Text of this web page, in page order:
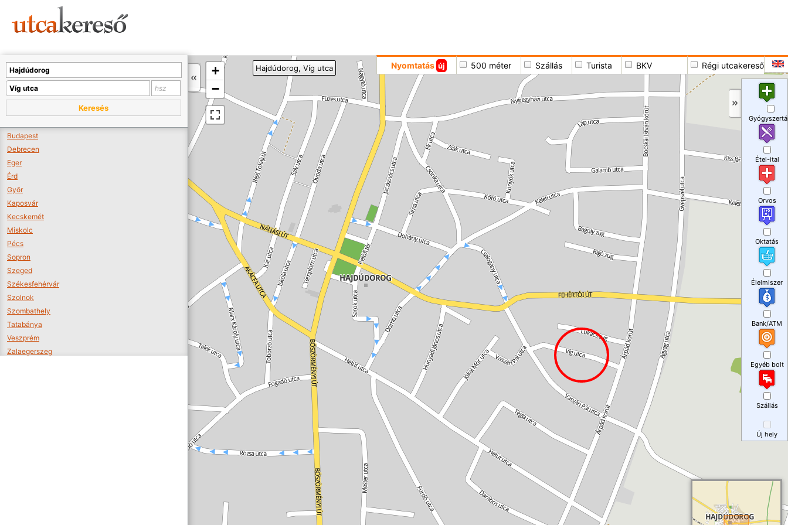
+
−
Nyomtatás új 500 méter Szállás Turista BKV Régi utcakereső
Hajdúdorog, Víg utca
Keresés
Budapest
Debrecen
Eger
Érd
Győr
Kaposvár
Kecskemét
Miskolc
Pécs
Sopron
Szeged
Székesfehérvár
Szolnok
Szombathely
Tatabánya
Veszprém
Zalaegerszeg
Étel-ital
Orvos
Oktatás
Élelmiszer
Bank/ATM
Egyéb bolt
Szállás
Új hely
A térképet kicsinyíteni kell, hogy látszódjanak a boltok.
Boltok látszódjanak >>